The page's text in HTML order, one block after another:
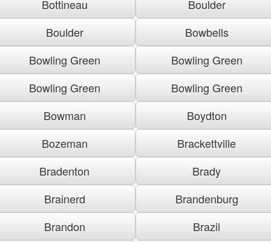
Bottineau
Boulder
Boulder
Bowbells
Bowling Green
Bowling Green
Bowling Green
Bowling Green
Bowman
Boydton
Bozeman
Brackettville
Bradenton
Brady
Brainerd
Brandenburg
Brandon
Brazil